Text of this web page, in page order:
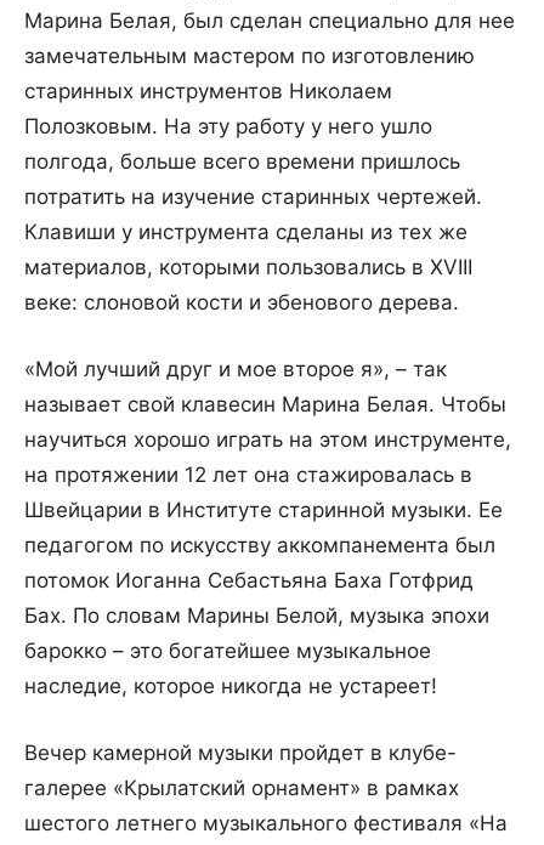
Марина Белая, был сделан специально для нее
замечательным мастером по изготовлению
старинных инструментов Николаем
Полозковым. На эту работу у него ушло
полгода, больше всего времени пришлось
потратить на изучение старинных чертежей.
Клавиши у инструмента сделаны из тех же
материалов, которыми пользовались в XVIII
веке: слоновой кости и эбенового дерева.
«Мой лучший друг и мое второе я», – так
называет свой клавесин Марина Белая. Чтобы
научиться хорошо играть на этом инструменте,
на протяжении 12 лет она стажировалась в
Швейцарии в Институте старинной музыки. Ее
педагогом по искусству аккомпанемента был
потомок Иоганна Себастьяна Баха Готфрид
Бах. По словам Марины Белой, музыка эпохи
барокко – это богатейшее музыкальное
наследие, которое никогда не устареет!
Вечер камерной музыки пройдет в клубе-
галерее «Крылатский орнамент» в рамках
шестого летнего музыкального фестиваля «На